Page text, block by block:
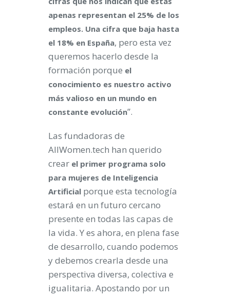
apenas representan el 25% de los
empleos. Una cifra que baja hasta
el 18% en España, pero esta vez
queremos hacerlo desde la
formación porque el
conocimiento es nuestro activo
más valioso en un mundo en
constante evolución”.
Las fundadoras de
AllWomen.tech han querido
crear el primer programa solo
para mujeres de Inteligencia
Artificial porque esta tecnología
estará en un futuro cercano
presente en todas las capas de
la vida. Y es ahora, en plena fase
de desarrollo, cuando podemos
y debemos crearla desde una
perspectiva diversa, colectiva e
igualitaria. Apostando por un